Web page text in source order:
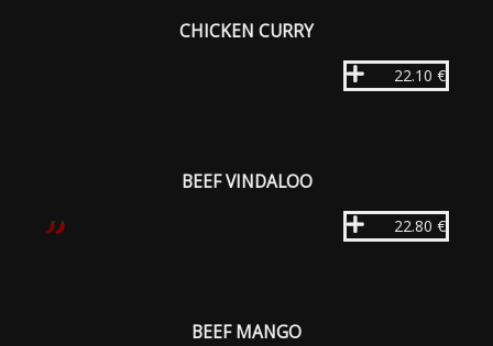
CHICKEN CURRY
22.10 €
BEEF VINDALOO
22.80 €
BEEF MANGO